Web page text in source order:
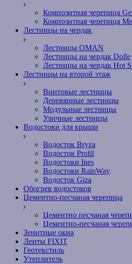
Композитная черепица
Композитная черепица
Лестницы на чердак
Лестницы OMAN
Лестницы на чердак Dolle
Лестницы на чердак Hot
Лестницы на второй этаж
Винтовые лестницы
Деревянные лестницы
Модульные лестницы
Уличные лестницы
Водостоки для крыши
Водосток Bryza
Водосток Profil
Водостоки Ines
Водостоки RainWay
Водосток Giza
Обогрев водостоков
Цементно-песчаная черепица
Цементно песчаная
Цементно-песчаная
Зенитные окна
Ленты FIXIT
Геотекстиль
Утеплитель